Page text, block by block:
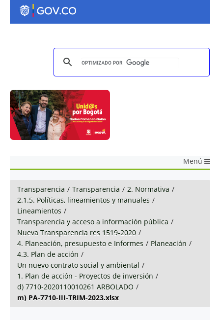
Menú
Transparencia / Transparencia / 2. Normativa /
2.1.5. Políticas, lineamientos y manuales /
Lineamientos /
Transparencia y acceso a información pública /
Nueva Transparencia res 1519-2020 /
4. Planeación, presupuesto e Informes / Planeación /
4.3. Plan de acción /
Un nuevo contrato social y ambiental /
1. Plan de acción - Proyectos de inversión /
d) 7710-2020110010261 ARBOLADO /
m) PA-7710-III-TRIM-2023.xlsx